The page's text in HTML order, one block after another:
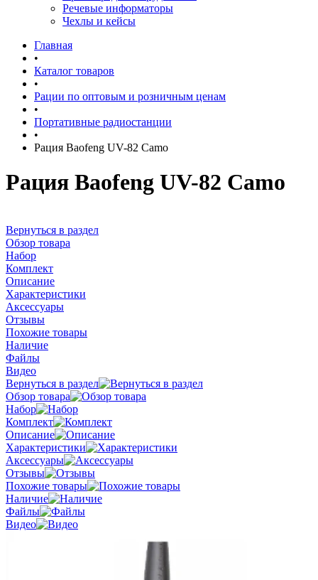
Речевые информаторы
Чехлы и кейсы
Главная
•
Каталог товаров
•
Рации по оптовым и розничным ценам
•
Портативные радиостанции
•
Рация Baofeng UV-82 Camo
Рация Baofeng UV-82 Camo
Вернуться в раздел
Обзор товара
Набор
Комплект
Описание
Характеристики
Аксессуары
Отзывы
Похожие товары
Наличие
Файлы
Видео
Вернуться в раздел
Обзор товара
Набор
Комплект
Описание
Характеристики
Аксессуары
Отзывы
Похожие товары
Наличие
Файлы
Видео